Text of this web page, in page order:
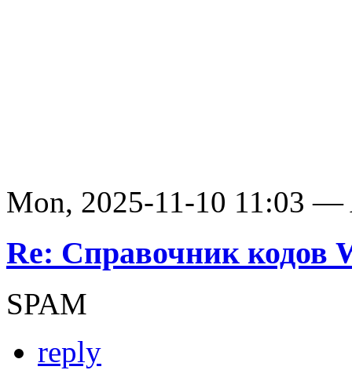
Mon, 2025-11-10 11:03 —
Re: Справочник кодов
SPAM
reply